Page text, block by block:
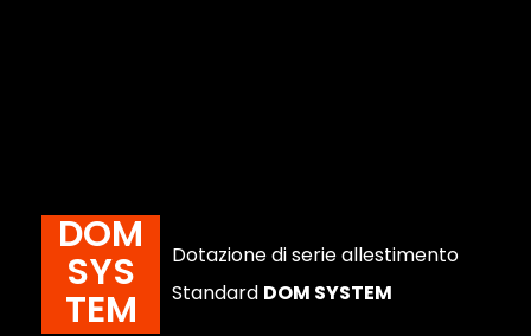
DOM
SYS
TEM
Dotazione di serie allestimento
Standard DOM SYSTEM